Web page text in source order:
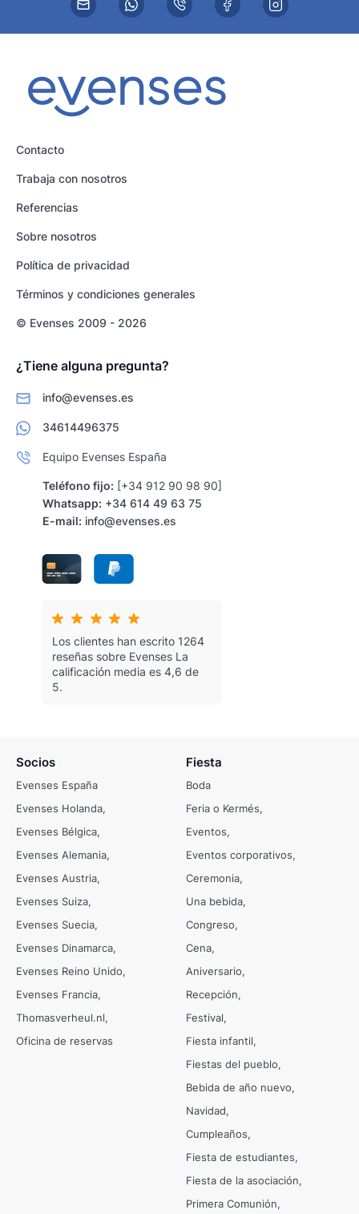
Contacto
Trabaja con nosotros
Referencias
Sobre nosotros
Política de privacidad
Términos y condiciones generales
© Evenses 2009 - 2026
¿Tiene alguna pregunta?
info@evenses.es
34614496375
Equipo Evenses España
Teléfono fijo: [+34 912 90 98 90]
Whatsapp: +34 614 49 63 75
E-mail: info@evenses.es
Los clientes han escrito 1264
reseñas sobre Evenses La
calificación media es 4,6 de
5.
Socios
Evenses España
Evenses Holanda
Evenses Bélgica
Evenses Alemania
Evenses Austria
Evenses Suiza
Evenses Suecia
Evenses Dinamarca
Evenses Reino Unido
Evenses Francia
Thomasverheul.nl
Oficina de reservas
Fiesta
Boda
Feria o Kermés
Eventos
Eventos corporativos
Ceremonia
Una bebida
Congreso
Cena
Aniversario
Recepción
Festival
Fiesta infantil
Fiestas del pueblo
Bebida de año nuevo
Navidad
Cumpleaños
Fiesta de estudiantes
Fiesta de la asociación
Primera Comunión